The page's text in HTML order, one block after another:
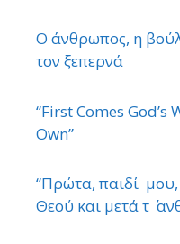
Ο άνθρωπος, η
τον ξεπερνά
“First Comes
Own”
“Πρώτα, παιδί μου,
Θεού και μετά τ ΄